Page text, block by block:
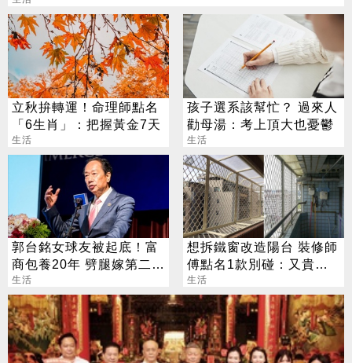
立秋拚轉運！命理師點名
「6生肖」：把握黃金7天
生活
孩子選系該幫忙？ 過來人
勸母湯：考上頂大也憂鬱
生活
郭台銘女球友被起底！富
商包養20年 劈腿嫁第二任
老公
生活
想拆鐵窗改造陽台 裝修師
傅點名1款別碰：又貴又
違法
生活